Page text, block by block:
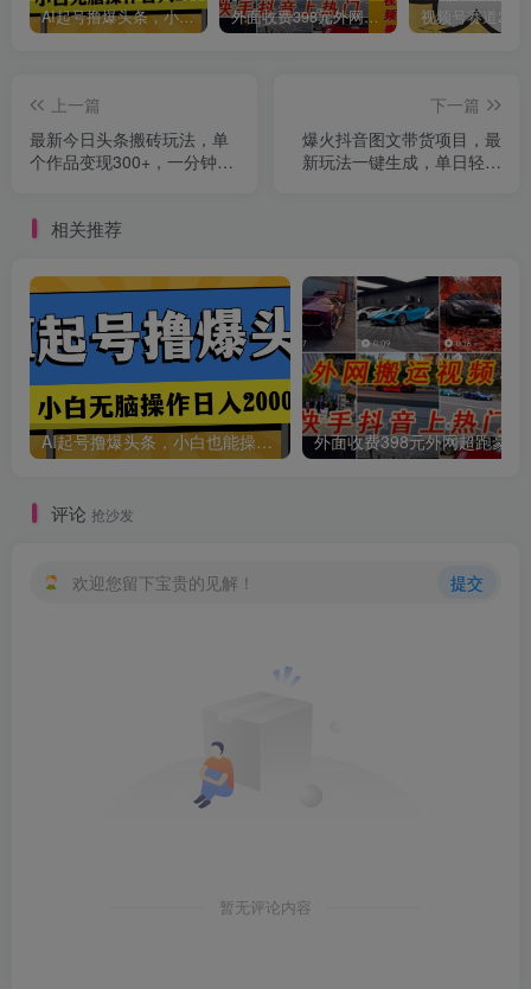
AI起号撸爆头条，小白也能操作，日入2000+ 外面收费398元外网超跑豪车汽车视频搬运至快手抖音上热门项目
上一篇
最新今日头条搬砖玩法，单
个作品变现300+，一分钟一
下一篇
爆火抖音图文带货项目，最
新玩法一键生成，单日轻松
相关推荐
AI起号撸爆头条，小白也能操作，日入2000+
评论 抢沙发
欢迎您留下宝贵的见解！ 提交
暂无评论内容